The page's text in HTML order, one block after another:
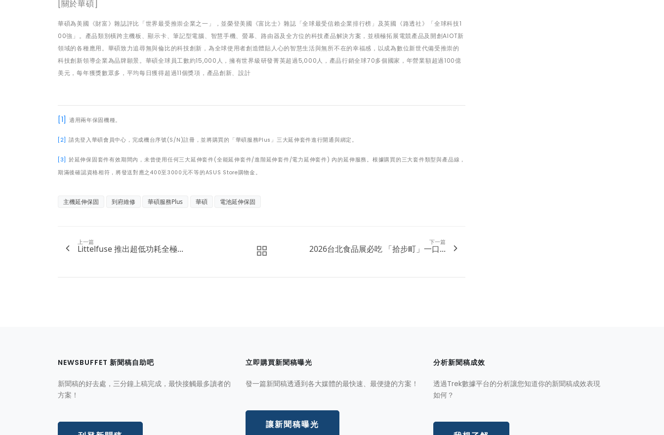
[關於華碩]
華碩為美國《財富》雜誌評比「世界最受推崇企業之一」，並榮登美國《富比士》雜誌「全球最受信賴企業排行榜」及英國《路透社》「全球科技1
00強」。產品類別橫跨主機板、顯示卡、筆記型電腦、智慧手機、螢幕、路由器及全方位的科技產品解決方案，並積極拓展電競產品及開創AIOT新
領域的各種應用。華碩致力追尋無與倫比的科技創新，為全球使用者創造體貼人心的智慧生活與無所不在的幸福感，以成為數位新世代備受推崇的
科技創新領導企業為品牌願景。華碩全球員工數約15,000人，擁有世界級研發菁英超過5,000人，產品行銷全球70多個國家，年營業額超過100億
美元，每年獲獎數眾多，平均每日獲得超過11個獎項，產品創新、設計
[1] 適用兩年保固機種。
[2] 請先登入華碩會員中心，完成機台序號(S/N)註冊，並將購買的「華碩服務Plus」三大延伸套件進行開通與綁定。
[3] 於延伸保固套件有效期間內，未曾使用任何三大延伸套件(全能延伸套件/進階延伸套件/電力延伸套件) 內的延伸服務。根據購買的三大套件類型與產品線，
期滿後確認資格相符，將發送對應之400至3000元不等的ASUS Store購物金。
主機延伸保固 到府維修 華碩服務Plus 華碩 電池延伸保固
上一篇
Littelfuse 推出超低功耗全極...
下一篇
2026台北食品展必吃 「拾步町」一口...
NEWSBUFFET 新聞稿自助吧
新聞稿的好去處，三分鐘上稿完成，最快接觸最多讀者的
方案！
立即購買新聞稿曝光
發一篇新聞稿透通到各大媒體的最快速、最便捷的方案！
讓新聞稿曝光
分析新聞稿成效
透過Trek數據平台的分析讓您知道你的新聞稿成效表現
如何？